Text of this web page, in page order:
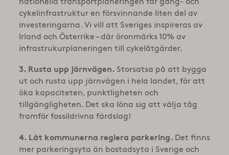
cykelinfrastruktur en försvinnande liten del av
investeringarna. Vi vill att Sveriges inspireras av
Irland och Österrike – där öronmärks 10% av
infrastrukurplaneringen till cykelåtgärder.
3. Rusta upp järnvägen. Storsatsa på att bygga
ut och rusta upp järnvägen i hela landet, för att
öka kapaciteten, punktligheten och
tillgängligheten. Det ska löna sig att välja tåg
framför fossildrivna färdslag!
4. Låt kommunerna reglera parkering. Det finns
mer parkeringsyta än bostadsyta i Sverige och